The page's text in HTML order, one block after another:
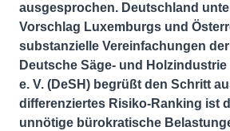
ausgesprochen. Deutschland
Vorschlag Luxemburgs und
substanzielle Vereinfachungen
Deutsche Säge- und
e. V. (DeSH) begrüßt den Schritt
differenziertes Risiko-Ranking ist
unnötige bürokratische